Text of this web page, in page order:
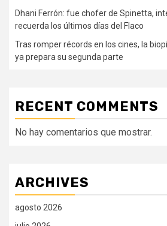
Dhani Ferrón: fue chofer de Spinetta,
recuerda los últimos días del Flaco
Tras romper récords en los cines, la
ya prepara su segunda parte
RECENT COMMENTS
No hay comentarios que mostrar.
ARCHIVES
agosto 2026